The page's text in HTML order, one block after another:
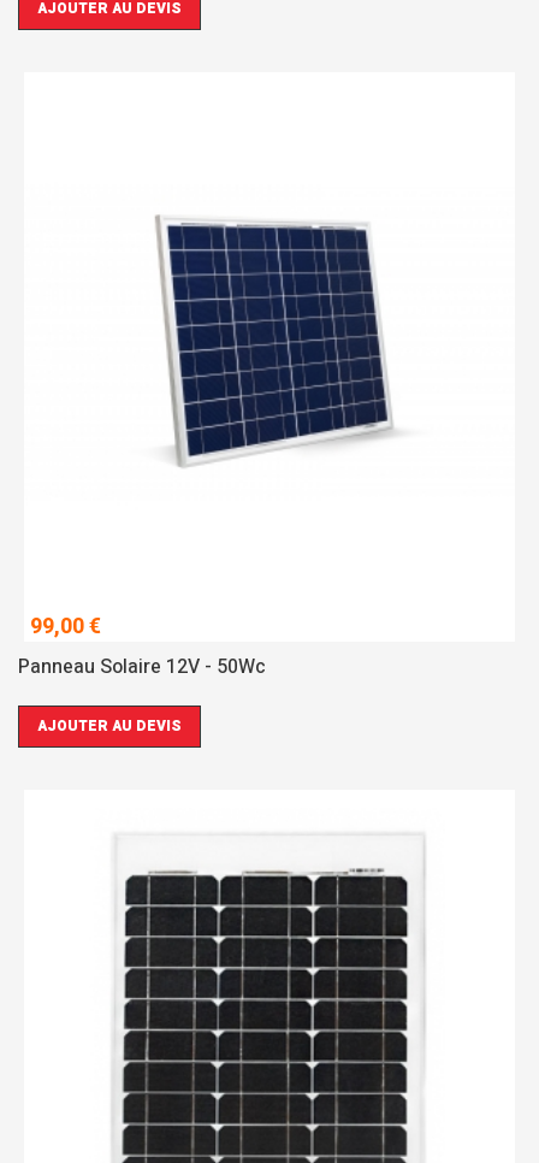
AJOUTER AU DEVIS
99,00 €
Panneau Solaire 12V - 50Wc
AJOUTER AU DEVIS